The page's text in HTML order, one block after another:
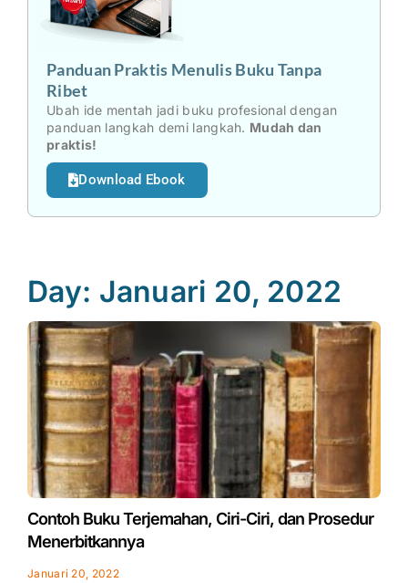
Panduan Praktis Menulis Buku Tanpa
Ribet
Ubah ide mentah jadi buku profesional dengan
panduan langkah demi langkah. Mudah dan
praktis!
Download Ebook
Day: Januari 20, 2022
Contoh Buku Terjemahan, Ciri-Ciri, dan Prosedur
Menerbitkannya
Januari 20, 2022